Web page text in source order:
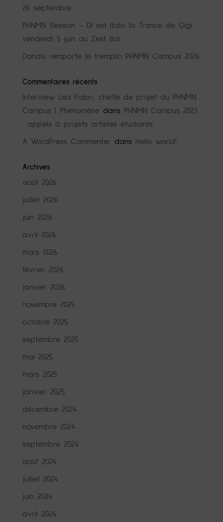
26 septembre
PHNMN Session – DJ set Italo to Trance de Gigi
vendredi 5 juin au Zest Bar
Dandsi remporte le tremplin PHNMN Campus 2026
Commentaires récents
Interview Lisa Fidon, cheffe de projet du PHNMN
Campus | Phénomènedans
PHNMN Campus 2023
: appels à projets artistes étudiants
A WordPress Commenter dans Hello world!
Archives
août 2026
juillet 2026
juin 2026
avril 2026
mars 2026
février 2026
janvier 2026
novembre 2025
octobre 2025
septembre 2025
mai 2025
mars 2025
janvier 2025
décembre 2024
novembre 2024
septembre 2024
août 2024
juillet 2024
juin 2024
avril 2024